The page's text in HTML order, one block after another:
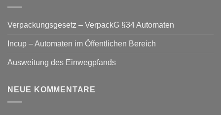
Verpackungsgesetz – VerpackG §34 Automaten
Incup – Automaten im Öffentlichen Bereich
Ausweitung des Einwegpfands
NEUE KOMMENTARE